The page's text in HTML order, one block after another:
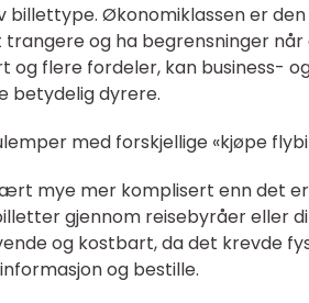
billettype. Økonomiklassen er
og ha begrensninger når
og flere fordeler, kan business-
betydelig dyrere.
med forskjellige «kjøpe
mye mer komplisert enn det er
gjennom reisebyråer eller
og kostbart, da det krevde
og bestille.